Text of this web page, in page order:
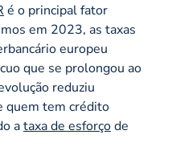
é o principal fator
em 2023, as taxas
europeu
que se prolongou ao
reduziu
quem tem crédito
ataxa de esforçode